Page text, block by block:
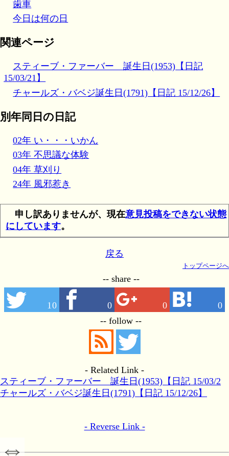
歯車
今日は何の日
関連ページ
スティーブ・ファーバー 誕生日(1953)【日記
15/03/21】
チャールズ・バベジ誕生日(1791)【日記 15/12/26】
別年同日の日記
02年 い・・・いかん
03年 不思議な体験
04年 草刈り
24年 風邪惹き
申し訳ありませんが、現在意見投稿をできない状態
にしています。
戻る
トップページへ
-- share --
10 0 0 0
-- follow --
- Related Link -
スティーブ・ファーバー 誕生日(1953)【日記 15/03/2
1】
チャールズ・バベジ誕生日(1791)【日記 15/12/26】
- Reverse Link -
⇔